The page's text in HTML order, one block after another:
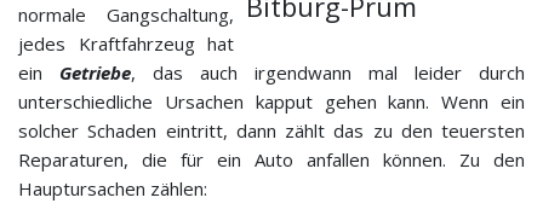
normale Gangschaltung,
jedes Kraftfahrzeug hat
ein Getriebe, das auch irgendwann mal leider durch
unterschiedliche Ursachen kapput gehen kann. Wenn ein
solcher Schaden eintritt, dann zählt das zu den teuersten
Reparaturen, die für ein Auto anfallen können. Zu den
Hauptursachen zählen: